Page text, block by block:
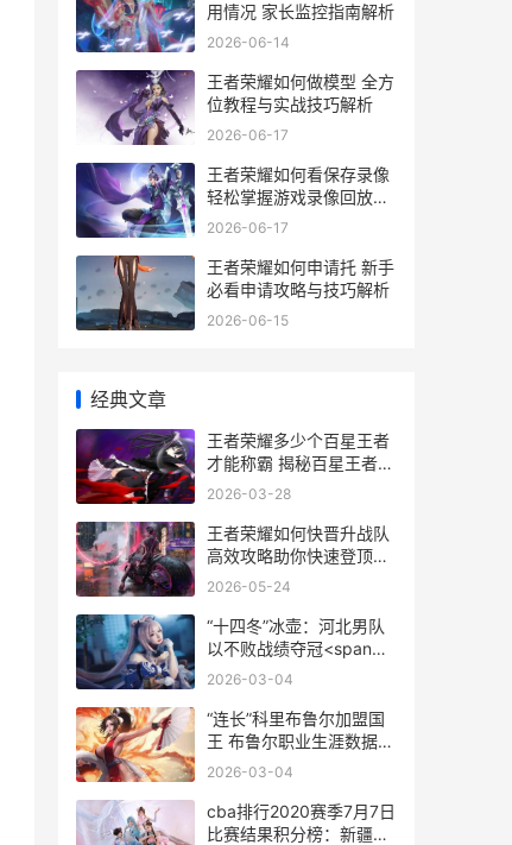
用情况 家长监控指南解析
2026-06-14
王者荣耀如何做模型 全方
位教程与实战技巧解析
2026-06-17
王者荣耀如何看保存录像
轻松掌握游戏录像回放技
巧
2026-06-17
王者荣耀如何申请托 新手
必看申请攻略与技巧解析
2026-06-15
经典文章
王者荣耀多少个百星王者
才能称霸 揭秘百星王者背
后的实力与荣耀
2026-03-28
王者荣耀如何快晋升战队
高效攻略助你快速登顶战
队巅峰
2026-05-24
“十四冬”冰壶：河北男队
以不败战绩夺冠<span
id="imageplus
2026-03-04
“连长”科里布鲁尔加盟国
王 布鲁尔职业生涯数据统
计<span id="imageplus
2026-03-04
cba排行2020赛季7月7日
比赛结果积分榜：新疆胜